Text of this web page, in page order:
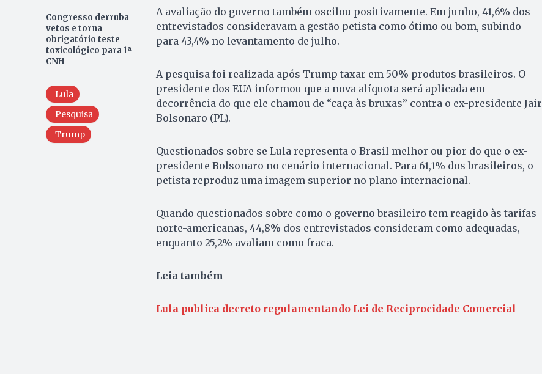
Congresso derruba
vetos e torna
obrigatório teste
toxicológico para 1ª
CNH
Lula
Pesquisa
Trump
A avaliação do governo também oscilou positivamente. Em junho, 41,6% dos
entrevistados consideravam a gestão petista como ótimo ou bom, subindo
para 43,4% no levantamento de julho.
A pesquisa foi realizada após Trump taxar em 50% produtos brasileiros. O
presidente dos EUA informou que a nova alíquota será aplicada em
decorrência do que ele chamou de “caça às bruxas” contra o ex-presidente Jair
Bolsonaro (PL).
Questionados sobre se Lula representa o Brasil melhor ou pior do que o ex-
presidente Bolsonaro no cenário internacional. Para 61,1% dos brasileiros, o
petista reproduz uma imagem superior no plano internacional.
Quando questionados sobre como o governo brasileiro tem reagido às tarifas
norte-americanas, 44,8% dos entrevistados consideram como adequadas,
enquanto 25,2% avaliam como fraca.
Leia também
Lula publica decreto regulamentando Lei de Reciprocidade Comercial